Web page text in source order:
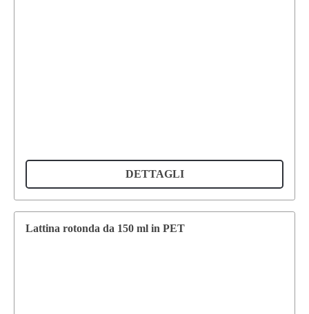
DETTAGLI
Lattina rotonda da 150 ml in PET